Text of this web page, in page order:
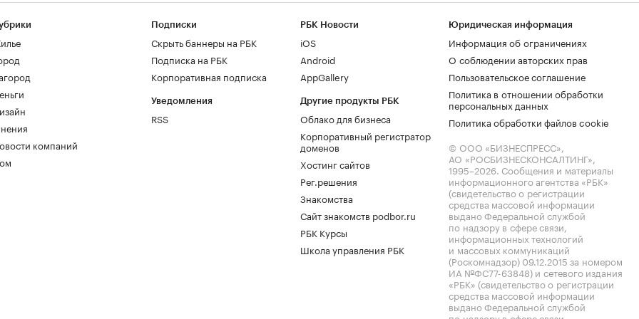
компаний
Подписки
Скрыть баннеры на РБК
Подписка на РБК
Корпоративная подписка
Уведомления
RSS
РБК Новости
iOS
Android
AppGallery
Другие продукты РБК
Облако для бизнеса
Корпоративный регистратор
доменов
Хостинг сайтов
Рег.решения
Знакомства
Сайт знакомств podbor.ru
РБК Курсы
Школа управления РБК
Юридическая информация
Информация об ограничениях
О соблюдении авторских прав
Пользовательское соглашение
Политика в отношении обработки
персональных данных
Политика обработки файлов cookie
© ООО «БИЗНЕСПРЕСС»,
АО «РОСБИЗНЕСКОНСАЛТИНГ»,
1995–2026. Сообщения и материалы
информационного агентства «РБК»
(свидетельство о регистрации
средства массовой информации
выдано Федеральной службой
по надзору в сфере связи,
информационных технологий
и массовых коммуникаций
(Роскомнадзор) 09.12.2015 за номером
ИА №ФС77-63848) и сетевого издания
«РБК» (свидетельство о регистрации
средства массовой информации
выдано Федеральной службой